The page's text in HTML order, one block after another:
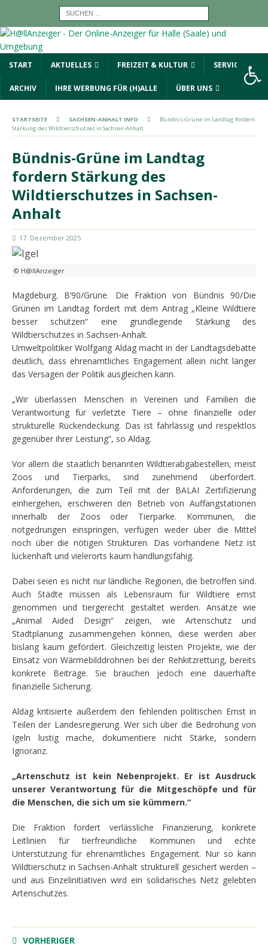
START AKTUELLES FREIZEIT & KULTUR SERVICE
ARCHIV IHRE WERBUNG FÜR (H)ALLE ÜBER UNS
STARTSEITE SACHSEN-ANHALT INFO
Bündnis-Grüne im Landtag fordern
Stärkung des Wildtierschutzes in Sachsen-Anhalt
Bündnis-Grüne im Landtag
fordern Stärkung des
Wildtierschutzes in Sachsen-
Anhalt
17. Dezember 2025
© H@llAnzeiger
Magdeburg. B’90/Grüne. Die Fraktion von Bündnis 90/Die
Grünen im Landtag fordert mit dem Antrag „Kleine Wildtiere
besser schützen“ eine grundlegende Stärkung des
Wildtierschutzes in Sachsen-Anhalt.
Umweltpolitiker Wolfgang Aldag macht in der Landtagsdebatte
deutlich, dass ehrenamtliches Engagement allein nicht länger
das Versagen der Politik ausgleichen kann.
„Wir überlassen Menschen in Vereinen und Familien die
Verantwortung für verletzte Tiere – ohne finanzielle oder
strukturelle Rückendeckung. Das ist fahrlässig und respektlos
gegenüber ihrer Leistung“, so Aldag.
Vor allem die staatlich benannten Wildtierabgabestellen, meist
Zoos und Tierparks, sind zunehmend überfordert.
Anforderungen, die zum Teil mit der BALAI Zertifizierung
einhergehen, erschweren den Betrieb von Auffangstationen
innerhalb der Zoos oder Tierparke. Kommunen, die
notgedrungen einspringen, verfügen weder über die Mittel
noch über die nötigen Strukturen. Das vorhandene Netz ist
lückenhaft und vielerorts kaum handlungsfähig.
Dabei seien es nicht nur ländliche Regionen, die betroffen sind.
Auch Städte müssen als Lebensraum für Wildtiere ernst
genommen und tiergerecht gestaltet werden. Ansätze wie
„Animal Aided Design“ zeigen, wie Artenschutz und
Stadtplanung zusammengehen können, diese werden aber
bislang kaum gefördert. Gleichzeitig leisten Projekte, wie der
Einsatz von Wärmebilddrohnen bei der Rehkitzrettung, bereits
konkrete Beiträge. Sie brauchen jedoch eine dauerhafte
finanzielle Sicherung.
Aldag kritisierte außerdem den fehlenden politischen Ernst in
Teilen der Landesregierung. Wer sich über die Bedrohung von
Igeln lustig mache, dokumentiere nicht Stärke, sondern
Ignoranz.
„Artenschutz ist kein Nebenprojekt. Er ist Ausdruck
unserer Verantwortung für die Mitgeschöpfe und für
die Menschen, die sich um sie kümmern.“
Die Fraktion fordert verlässliche Finanzierung, konkrete
Leitlinien für tierfreundliche Kommunen und echte
Unterstützung für ehrenamtliches Engagement. Nur so kann
Wildtierschutz in Sachsen-Anhalt strukturell gesichert werden –
und aus Einzelinitiativen wird ein solidarisches Netz gelebten
Artenschutzes.
VORHERIGER
Werkzeugleiste öffnen